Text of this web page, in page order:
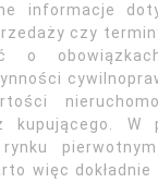
informacje
czy
o
kupującego. W
więc